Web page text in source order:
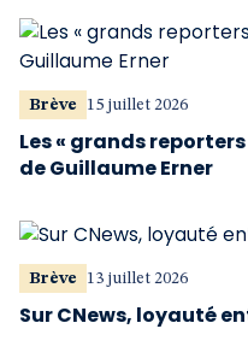
Brève 15 juillet 2026
Les « grands reporters
de Guillaume Erner
Brève 13 juillet 2026
Sur CNews, loyauté